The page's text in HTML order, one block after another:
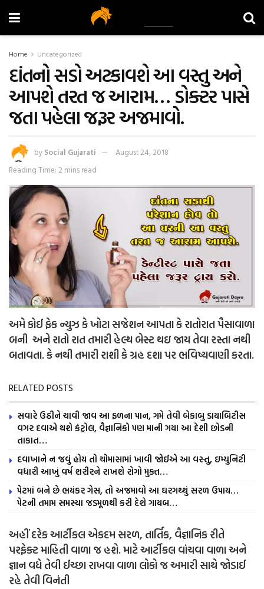
Home Uncategorized
દાંતનો સડો અટકાવશે આ વસ્તુ અને
આપશે તરત જ આરામ… ડોક્ટર પાસે
જતા પહેલા જરૂર અજમાવો.
by Social Gujarati
August 24, 2018
Reading Time: 2 mins read
અમે કોઈ ફેક ન્યુઝ કે ખોટા સજેશન આપતા કે રાતોરાત પૈસાવાળા
બની અને રાતો રાત તમારી હેલ્થ બેસ્ટ થઇ જાય તેવા રસ્તા નથી
બતાવતા. કે નથી તમારી રાશી કે ગ્રહ દશા પર ભવિષ્યવાણી કરતા.
RELATED POSTS
સવારે ઉઠીને ચાવી જાવ આ ફળના પાન, ગમે તેવી બેકાબુ ડાયાબિટીસ
વગર દવાએ થશે કંટ્રોલ, વૈજ્ઞાનિકો પણ માની ગયા આ દેશી છોડની
તાકાત…
દવાખાને ન જવું હોય તો ચોમાસામાં ખાવી જોઈએ આ વસ્તુ, ઇમ્યુનિટી
વધારી આખું વર્ષ શરીરને રાખશે રોગો મુક્ત…
પેટમાં બને છે ભયંકર ગેસ, તો અજમાવો આ ઘરગથ્થું સરળ ઉપાય…
પેટની તમામ સમસ્યા જડમૂળથી કરી દેશે ગાયબ…
અહીં દરેક આર્ટીકલ એકદમ સરળ, તાર્તિક, વૈજ્ઞાનિક રીતે
પરફેક્ટ માહિતી વાળા જ હશે. માટે આર્ટીકલ વાંચવા વાળા અને
જ્ઞાન વધે તેવી ઈચ્છા રાખવા વાળા લોકો જ અમારી સાથે જોડાઈ
રહે તેવી વિનંતી